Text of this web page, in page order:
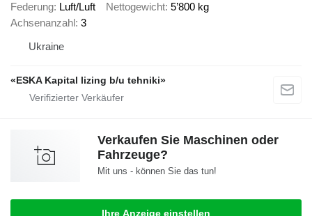
Federung Luft/Luft Nettogewicht 5’800 kg
Achsenanzahl 3
Ukraine
«ESKA Kapital lizing b/u tehniki»
Verkaufen Sie Maschinen oder
Fahrzeuge?
Mit uns - können Sie das tun!
Ihre Anzeige einstellen